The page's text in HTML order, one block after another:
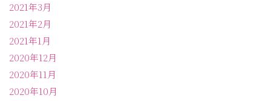
2021年3月
2021年2月
2021年1月
2020年12月
2020年11月
2020年10月